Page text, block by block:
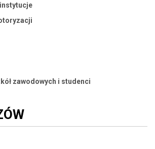
zawodowych i studenci